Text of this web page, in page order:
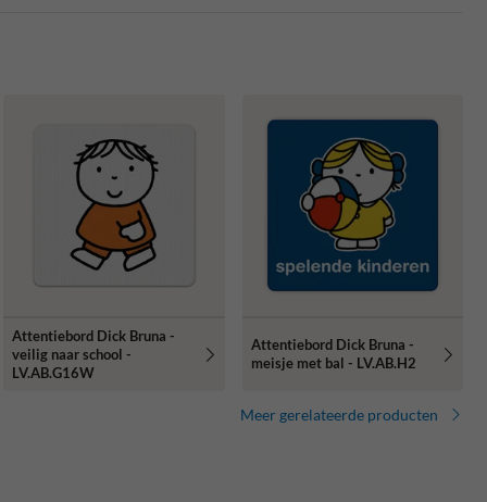
Attentiebord Dick Bruna -
veilig naar school -
LV.AB.G16W
Attentiebord Dick Bruna -
meisje met bal - LV.AB.H2
Meer gerelateerde producten